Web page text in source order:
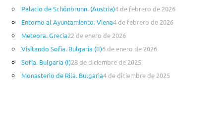
Palacio de Schönbrunn. (Austria)4 de febrero de 2026
Entorno al Ayuntamiento. Viena4 de febrero de 2026
Meteora. Grecia22 de enero de 2026
Visitando Sofía. Bulgaria (II)6 de enero de 2026
Sofía. Bulgaria (I)28 de diciembre de 2025
Monasterio de Rila. Bulgaria4 de diciembre de 2025